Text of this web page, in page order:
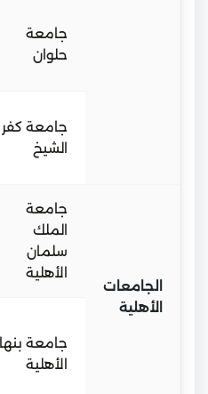
جامعة
حلوان
جامعة كفر
الشيخ
الجامعات
الأهلية
جامعة
الملك
سلمان
الأهلية
جامعة بنها
الأهلية